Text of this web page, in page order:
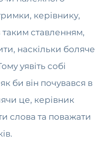
керівнику,
таким ставленням,
наскільки боляче
уявіть собі
би він почувався в
це, керівник
слова та поважати